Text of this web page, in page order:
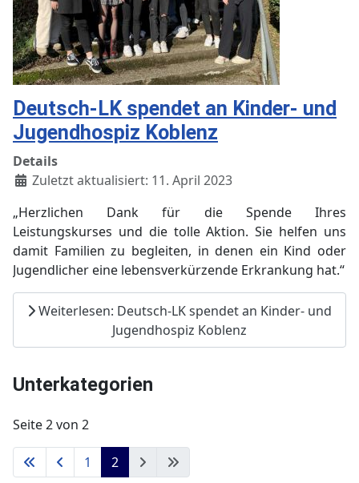
Deutsch-LK spendet an Kinder- und
Jugendhospiz Koblenz
Details
Zuletzt aktualisiert: 11. April 2023
„Herzlichen Dank für die Spende Ihres
Leistungskurses und die tolle Aktion. Sie helfen uns
damit Familien zu begleiten, in denen ein Kind oder
Jugendlicher eine lebensverkürzende Erkrankung hat.“
Weiterlesen: Deutsch-LK spendet an Kinder- und
Jugendhospiz Koblenz
Unterkategorien
Seite 2 von 2
1 2